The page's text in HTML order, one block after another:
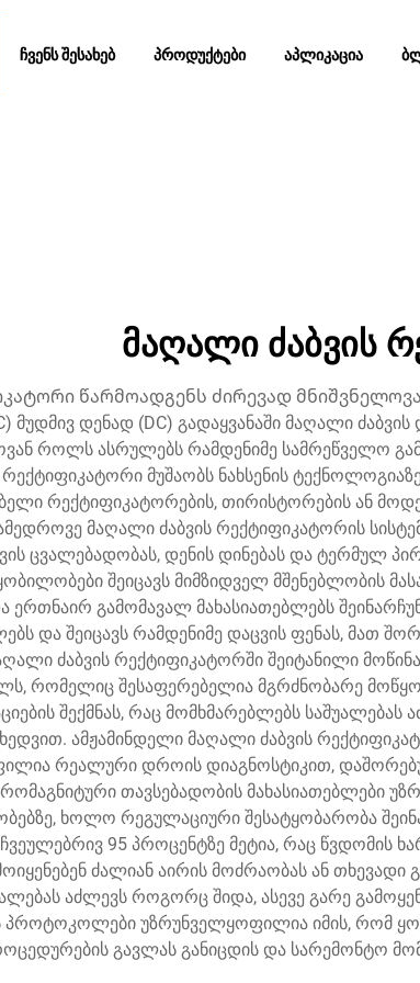
ᲩᲕᲔᲜᲡ ᲨᲔᲡᲐᲮᲔᲑ ᲞᲠᲝᲓᲣᲥᲢᲔᲑᲘ ᲐᲞᲚᲘᲙᲐᲪᲘᲐ
მაღალი ძაბვის
წარმოადგენს ძირევად
დენად (DC) გადაყვანაში მაღალი
როლს ასრულებს რამდენიმე სამრეწველო
რექტიფიკატორი მუშაობს ნახსენის
რექტიფიკატორების, თირისტორების ან
მაღალი ძაბვის რექტიფიკატორის
ცვალებადობას, დენის დინებას და ტერმულ
შეიცავს მიმზიდველ მშენებლობის
გამომავალ მახასიათებლებს
და შეიცავს რამდენიმე დაცვის ფენას, მათ
ძაბვის რექტიფიკატორში შეიტანილი
რომელიც შესაფერებელია მგრძნობარე
შექმნას, რაც მომხმარებლებს
ამჟამინდელი მაღალი ძაბვის
რეალური დროის დიაგნოსტიკით,
თავსებადობის მახასიათებლები
ხოლო რეგულაციური შესატყობარობა
95 პროცენტზე მეტია, რაც წვდომის
ძალიან აირის მოძრაობას ან
აძლევს როგორც შიდა, ასევე გარე
პროტოკოლები უზრუნველყოფილია იმის, რომ
გავლას განიცდის და სარემონტო